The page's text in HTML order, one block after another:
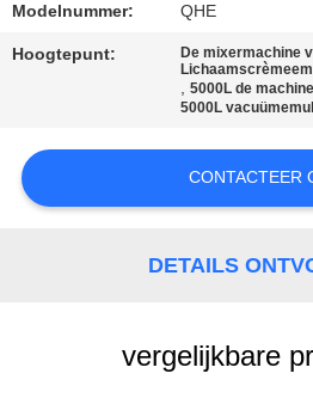
VERZOEK
OM
CITAAT
SITEMAP
Modelnummer: QHE
Hoogtepunt:
De mixermachine
,5000L de
5000L
CONTACTEER
DETAILS
vergelijkbare